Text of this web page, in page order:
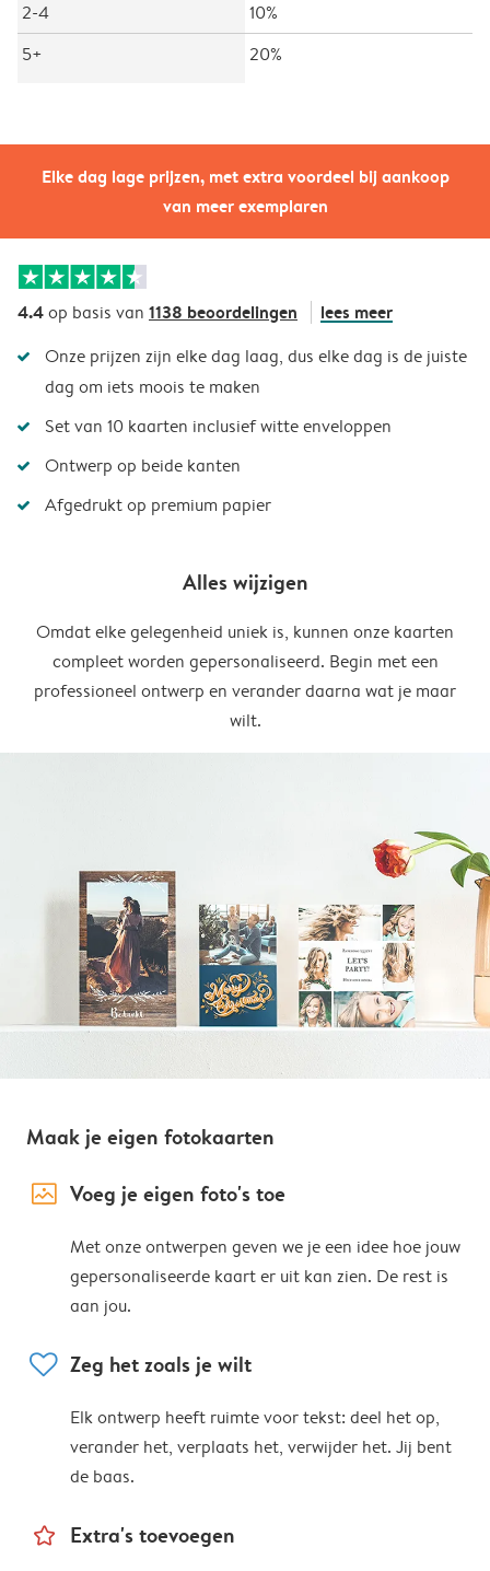
Elke dag lage prijzen, met extra voordeel bij aankoop
van meer exemplaren
2-4
10%
5+
20%
4.4op basis van 1138 beoordelingen lees meer
Onze prijzen zijn elke dag laag, dus elke dag is de juiste
dag om iets moois te maken
Set van 10 kaarten inclusief witte enveloppen
Ontwerp op beide kanten
Afgedrukt op premium papier
Alles wijzigen
Omdat elke gelegenheid uniek is, kunnen onze kaarten
compleet worden gepersonaliseerd. Begin met een
professioneel ontwerp en verander daarna wat je maar
wilt.
Maak je eigen fotokaarten
image_placeholder Voeg je eigen foto's toe
Met onze ontwerpen geven we je een idee hoe jouw
gepersonaliseerde kaart er uit kan zien. De rest is
aan jou.
heart Zeg het zoals je wilt
Elk ontwerp heeft ruimte voor tekst: deel het op,
verander het, verplaats het, verwijder het. Jij bent
de baas.
star_outline Extra's toevoegen